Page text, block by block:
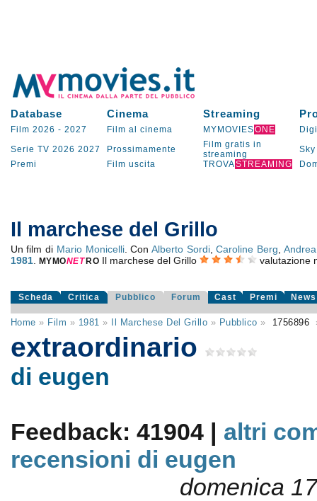
Database Cinema Streaming
Film 2026 - 2027 Film al cinema MYMOVIESONE
Serie TV 2026 2027 Prossimamente
Film gratis in
streaming
Sky
Premi
Film uscita TROVASTREAMING
Il marchese del Grillo
Un film di Mario Monicelli. ConAlberto Sordi,Caroline Berg
1981. MYMONET RO Il marchese del Grillo valutazione
Scheda Critica Pubblico Forum Cast Premi News
Home » Film » 1981 » Il Marchese Del Grillo » Pubblico » 1756896
extraordinario
di eugen
Feedback: 41904 | altri
recensioni di eugen
domenica